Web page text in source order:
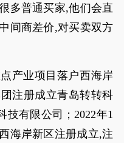
多普通买家,他们会直
间商差价,对买卖双方
产业项目落户西海岸
注册成立青岛转转科
技有限公司；2022年1
海岸新区注册成立,注